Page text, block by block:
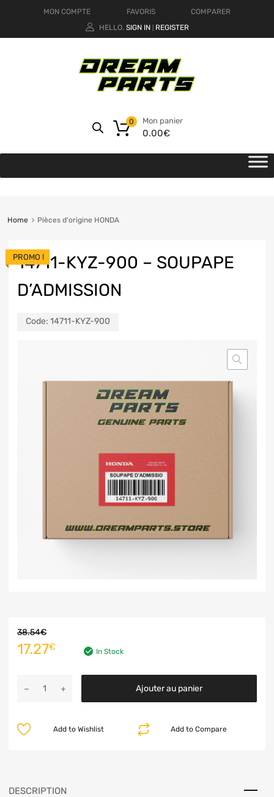
MON COMPTE FAVORIS
COMPARER
HELLO. SIGN IN REGISTER
Mon panier
0.00€
0
Home Pièces d'origine HONDA
14711-KYZ-900 – SOUPAPE
D’ADMISSION
Code: 14711-KYZ-900
PROMO !
38.54€
17.27€ In Stock
Ajouter au panier
Add to Compare
Add to Wishlist
DESCRIPTION